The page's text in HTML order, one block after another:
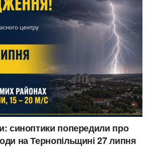
синоптики попередили про
на Тернопільщині 27 липня